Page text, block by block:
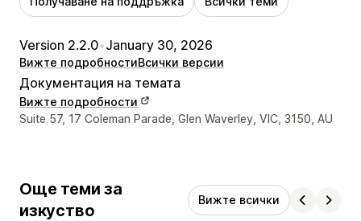
Version 2.2.0•January 30, 2026
Вижте подробностиВсички версии
Документация на темата
Вижте подробности
Данни за връзка с дизайнера
Suite 57, 17 Coleman Parade, Glen Waverley, VIC, 3150, AU
Още теми за
изкуство
Вижте всички